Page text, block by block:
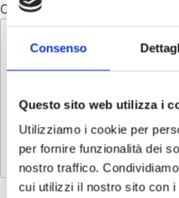
Consenso
Questo sito web utilizza i
Utilizziamo i cookie per
per fornire funzionalità dei
nostro traffico.
cui utilizzi il nostro sito con
Commento